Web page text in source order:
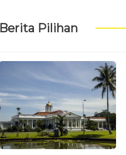
Berita Pilihan